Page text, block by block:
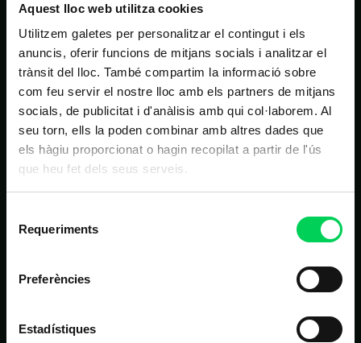
Aquest lloc web utilitza cookies
Utilitzem galetes per personalitzar el contingut i els
anuncis, oferir funcions de mitjans socials i analitzar el
trànsit del lloc. També compartim la informació sobre
com feu servir el nostre lloc amb els partners de mitjans
socials, de publicitat i d'anàlisis amb qui col·laborem. Al
seu torn, ells la poden combinar amb altres dades que
els hàgiu proporcionat o hagin recopilat a partir de l'ús
que heu fet dels seus serveis.
Requeriments
Preferències
Estadístiques
NAVEGACIÓ PRINCIPAL
Inici
Nosaltres
Noticies